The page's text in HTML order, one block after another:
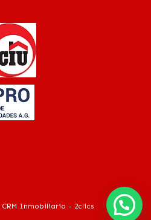
CRM Inmobiliario - 2clics